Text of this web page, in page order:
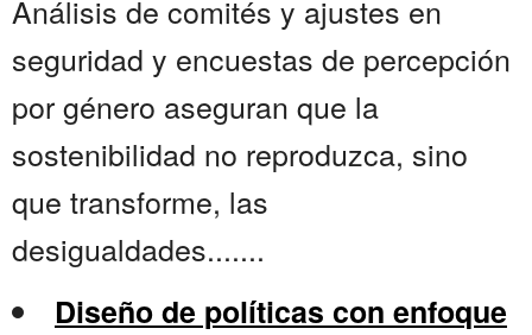
Análisis de comités y ajustes en
seguridad y encuestas de percepción
por género aseguran que la
sostenibilidad no reproduzca, sino
que transforme, las
desigualdades.......
Diseño de políticas con enfoque